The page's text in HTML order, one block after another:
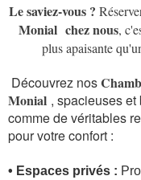
Le saviez-vous ?
Monial chez nous,
plus apaisante
Découvrez nos
Monial , spacieuses
comme de véritables
pour votre confort :
• Espaces privés :